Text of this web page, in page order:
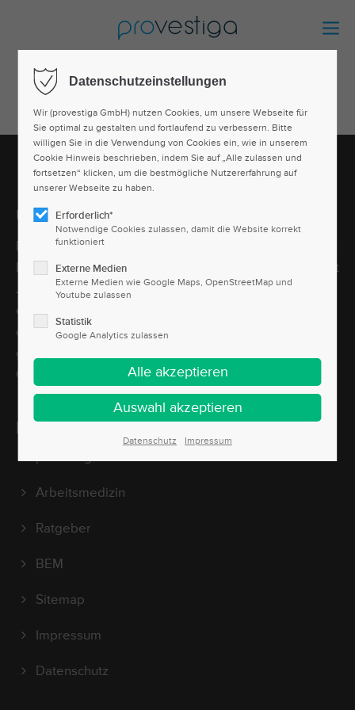
Über uns
Die provestiga GmbH ist aus der arbeitsmedizinischen
Facharztpraxis Dr. Westmann hervorgegangen, die seit
Jahren auf dem betrieblichen Gesundheitsmarkt sehr
erfolgreich agiert. Sie bietet Dienstleistungen rund um
das Thema arbeitsmedizinische Untersuchungen,
gesundheitlicher Arbeitsschutz und
Gesundheitsprävention im Unternehmen an.
Informationen
provestiga GmbH
Arbeitsmedizin
Ratgeber
BEM
Sitemap
Impressum
Datenschutz
Datenschutzeinstellungen
Wir (provestiga GmbH) nutzen Cookies, um unsere Webseite für
Sie optimal zu gestalten und fortlaufend zu verbessern. Bitte
willigen Sie in die Verwendung von Cookies ein, wie in unserem
Cookie Hinweis beschrieben, indem Sie auf „Alle zulassen und
fortsetzen“ klicken, um die bestmögliche Nutzererfahrung auf
unserer Webseite zu haben.
Erforderlich*
Notwendige Cookies zulassen, damit die Website korrekt
funktioniert
Externe Medien
Externe Medien wie Google Maps, OpenStreetMap und
Youtube zulassen
Statistik
Google Analytics zulassen
Datenschutz Impressum